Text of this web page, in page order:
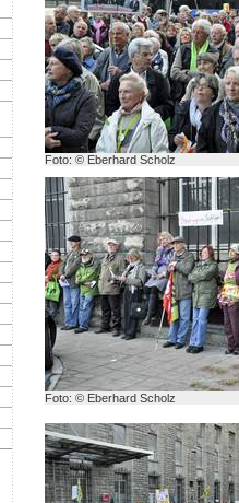
Foto: © Eberhard Scholz
Foto: © Eberhard Scholz